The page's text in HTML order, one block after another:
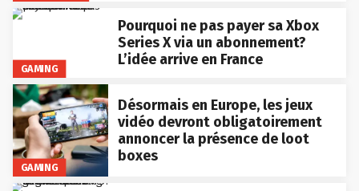
GAMING
Pourquoi ne pas payer sa Xbox
Series X via un abonnement?
L’idée arrive en France
GAMING
Désormais en Europe, les jeux
vidéo devront obligatoirement
annoncer la présence de loot
boxes